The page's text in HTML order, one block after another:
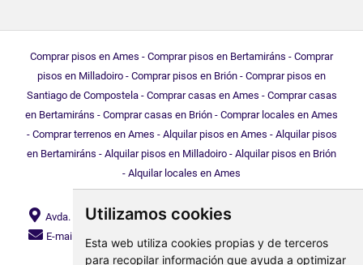
Utilizamos cookies
Esta web utiliza cookies propias y de terceros
para recopilar información que ayuda a optimizar
Comprar pisos en Ames - Comprar pisos en Bertamiráns - Comprar
pisos en Milladoiro - Comprar pisos en Brión - Comprar pisos en
Santiago de Compostela- Comprar casas en Ames - Comprar casas
en Bertamiráns - Comprar casas en Brión - Comprar locales en Ames
- Comprar terrenos en Ames - Alquilar pisos en Ames - Alquilar pisos
en Bertamiráns - Alquilar pisos en Milladoiro - Alquilar pisos en Brión
- Alquilar locales en Ames
Avda. da Mahía, 71 Bajo, Bertamiráns, 15220, Ames (A Coruña) |
E-mail:
info@amesinmobiliaria.com Teléfono:
+34 981 890
704